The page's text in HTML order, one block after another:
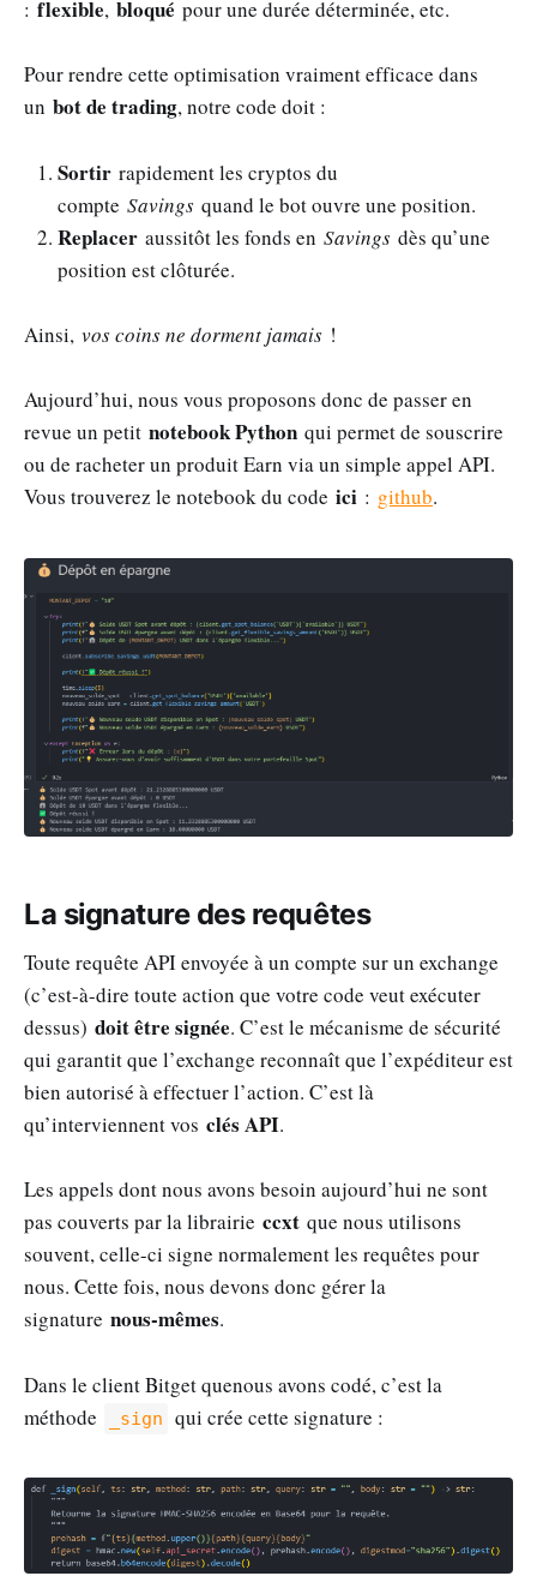
: flexible, bloqué pour une durée déterminée, etc.
Pour rendre cette optimisation vraiment efficace dans
un bot de trading, notre code doit :
Sortir rapidement les cryptos du
compte Savings quand le bot ouvre une position.
Replacer aussitôt les fonds en Savings dès qu’une
position est clôturée.
Ainsi, vos coins ne dorment jamais !
Aujourd’hui, nous vous proposons donc de passer en
revue un petit notebook Python qui permet de souscrire
ou de racheter un produit Earn via un simple appel API.
Vous trouverez le notebook du code ici : github.
La signature des requêtes
Toute requête API envoyée à un compte sur un exchange
(c’est-à-dire toute action que votre code veut exécuter
dessus) doit être signée. C’est le mécanisme de sécurité
qui garantit que l’exchange reconnaît que l’expéditeur est
bien autorisé à effectuer l’action. C’est là
qu’interviennent vos clés API.
Les appels dont nous avons besoin aujourd’hui ne sont
pas couverts par la librairie ccxt que nous utilisons
souvent, celle-ci signe normalement les requêtes pour
nous. Cette fois, nous devons donc gérer la
signature nous-mêmes.
Dans le client Bitget quenous avons codé, c’est la
méthode
_sign qui crée cette signature :